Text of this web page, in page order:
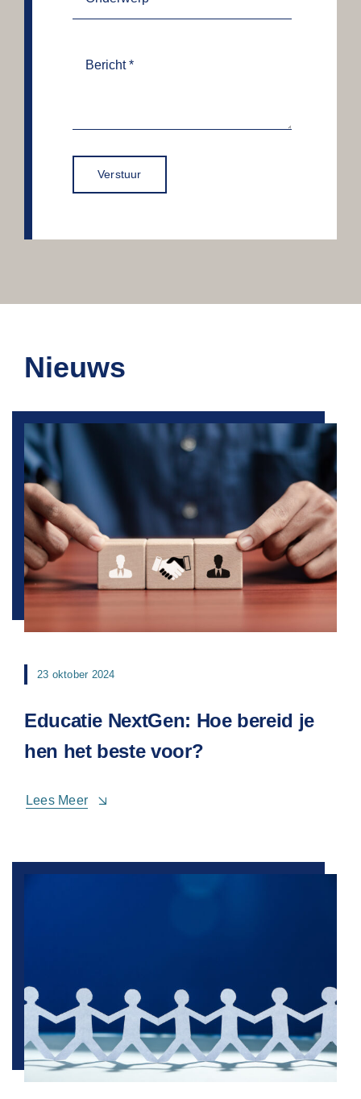
Verstuur
Nieuws
23 oktober 2024
Educatie NextGen: Hoe bereid je
hen het beste voor?
Lees Meer